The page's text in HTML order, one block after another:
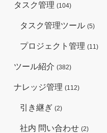
タスク管理 (104)
タスク管理ツール (5)
プロジェクト管理 (11)
ツール紹介 (382)
ナレッジ管理 (112)
引き継ぎ (2)
社内 問い合わせ (2)